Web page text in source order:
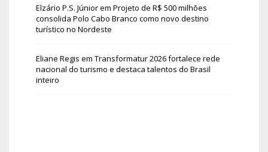
Elzário P.S. Júniorem Projeto de R$ 500 milhões
consolida Polo Cabo Branco como novo destino
turístico no Nordeste
Eliane Regis em Transformatur 2026 fortalece rede
nacional do turismo e destaca talentos do Brasil
inteiro